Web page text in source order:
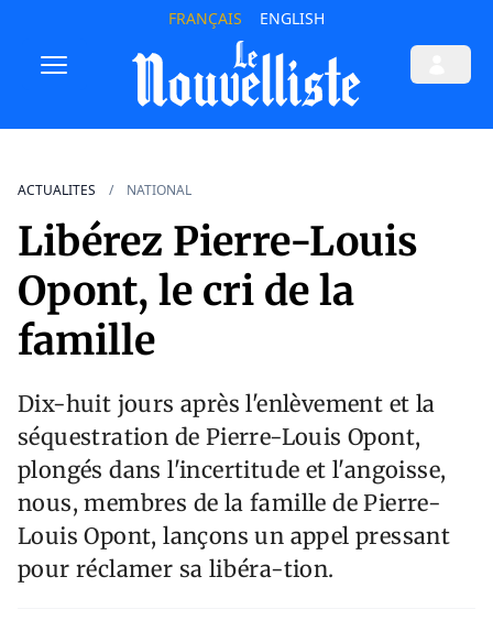
FRANÇAIS ENGLISH
ACTUALITES NATIONAL
Libérez Pierre-Louis
Opont, le cri de la
famille
Dix-huit jours après l'enlèvement et la
séquestration de Pierre-Louis Opont,
plongés dans l'incertitude et l'angoisse,
nous, membres de la famille de Pierre-
Louis Opont, lançons un appel pressant
pour réclamer sa libéra-tion.